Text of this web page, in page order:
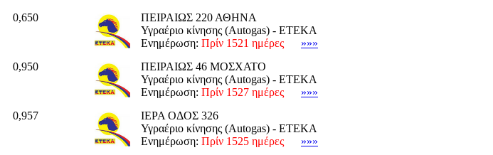
0,650
ΠΕΙΡΑΙΩΣ 220 ΑΘΗΝΑ
Υγραέριο κίνησης (Autogas) - ΕΤΕΚΑ
Ενημέρωση: Πρίν 1521 ημέρες
»»»
0,950
ΠΕΙΡΑΙΩΣ 46 ΜΟΣΧΑΤΟ
Υγραέριο κίνησης (Autogas) - ΕΤΕΚΑ
Ενημέρωση: Πρίν 1527 ημέρες
»»»
0,957
ΙΕΡΑ ΟΔΟΣ 326
Υγραέριο κίνησης (Autogas) - ΕΤΕΚΑ
Ενημέρωση: Πρίν 1525 ημέρες
»»»